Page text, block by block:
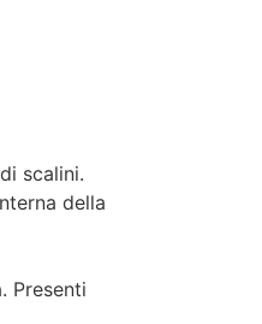
scalini.
della
Presenti